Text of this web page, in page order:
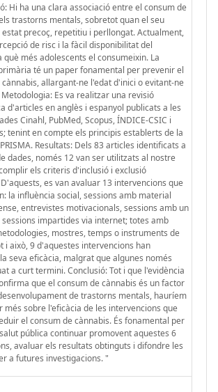
Hi ha una clara associació entre el consum de
trastorns mentals, sobretot quan el seu
estat precoç, repetitiu i perllongat. Actualment,
de risc i la fàcil disponibilitat del
què més adolescents el consumeixin. La
té un paper fonamental per prevenir el
allargant-ne l'edat d'inici o evitant-ne
Es va realitzar una revisió
d'articles en anglès i espanyol publicats a les
Cinahl, PubMed, Scopus, ÍNDICE-CSIC i
tenint en compte els principis establerts de la
Resultats: Dels 83 articles identificats a
dades, només 12 van ser utilitzats al nostre
els criteris d'inclusió i exclusió
es van avaluar 13 intervencions que
la influència social, sessions amb material
entrevistes motivacionals, sessions amb un
impartides via internet; totes amb
mostres, temps o instruments de
i això, 9 d'aquestes intervencions han
seva eficàcia, malgrat que algunes només
a curt termini. Conclusió: Tot i que l'evidència
que el consum de cànnabis és un factor
de trastorns mentals, hauríem
més sobre l'eficàcia de les intervencions que
el consum de cànnabis. És fonamental per
pública continuar promovent aquestes 6
avaluar els resultats obtinguts i difondre les
a futures investigacions. "